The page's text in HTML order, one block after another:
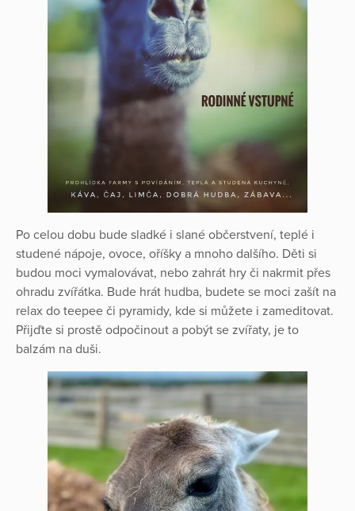
Po celou dobu bude sladké i slané občerstvení, teplé i
studené nápoje, ovoce, oříšky a mnoho dalšího. Děti si
budou moci vymalovávat, nebo zahrát hry či nakrmit přes
ohradu zvířátka. Bude hrát hudba, budete se moci zašít na
relax do teepee či pyramidy, kde si můžete i zameditovat.
Přijďte si prostě odpočinout a pobýt se zvířaty, je to
balzám na duši.